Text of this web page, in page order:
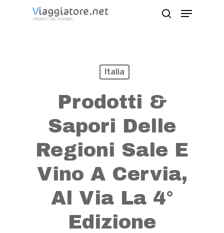
Menu
Italia
Prodotti &
Sapori Delle
Regioni Sale E
Vino A Cervia,
Al Via La 4°
Edizione